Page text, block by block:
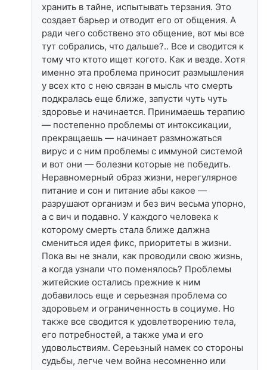
хранить в тайне, испытывать терзания. Это
создает барьер и отводит его от общения. А
ради чего собствено это общение, вот мы все
тут собрались, что дальше?.. Все и сводится к
тому что ктото ищет когото. Как и везде. Хотя
именно эта проблема приносит размышления
у всех кто с нею связан в мысль что смерть
подкралась еще ближе, запусти чуть чуть
здоровье и начинается. Принимаешь терапию
— постепенно проблемы от интоксикации,
прекращаешь — начинает размножаться
вирус и с ним проблемы с иммуной системой
и вот они — болезни которые не победить.
Неравномерный образ жизни, нерегулярное
питание и сон и питание абы какое —
разрушают организм и без вич весьма упорно,
а с вич и подавно. У каждого человека к
которому смерть стала ближе далжна
смениться идея фикс, приоритеты в жизни.
Пока вы не знали, как проводили свою жизнь,
а когда узнали что поменялось? Проблемы
житейские остались прежние к ним
добавилось еще и серьезная проблема со
здоровьем и ограниченность в социуме. Но
также все сводится к удовлетворению тела,
его потребностей, а также ума и его
удовольствиям. Сереьзный намек со стороны
судьбы, легче чем война несомненно или